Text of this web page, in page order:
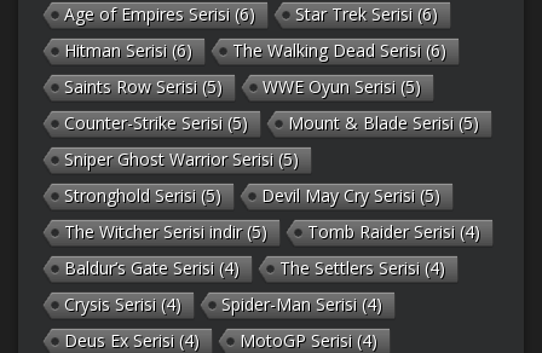
Age of Empires Serisi (6) Star Trek Serisi (6)
Hitman Serisi (6) The Walking Dead Serisi (6)
Saints Row Serisi (5) WWE Oyun Serisi (5)
Counter-Strike Serisi (5) Mount & Blade Serisi (5)
Sniper Ghost Warrior Serisi (5)
Stronghold Serisi (5) Devil May Cry Serisi (5)
The Witcher Serisi indir(5) Tomb Raider Serisi (4)
Baldur’s Gate Serisi (4) The Settlers Serisi (4)
Crysis Serisi (4) Spider-Man Serisi (4)
Deus Ex Serisi (4) MotoGP Serisi (4)